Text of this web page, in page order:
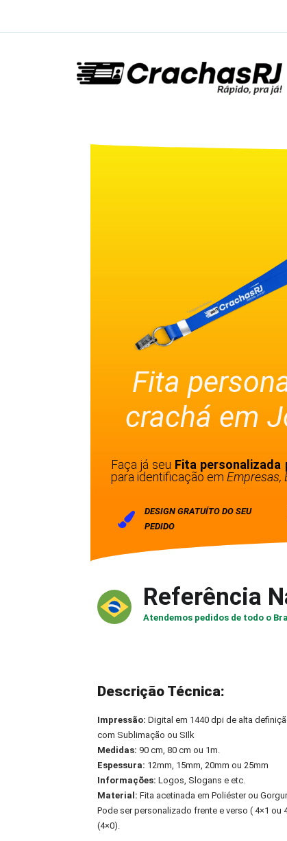
Fita
crachá em
Faça já seu Fita personalizada
para identificação emEmpresas,
DESIGN GRATUÍTO DO SEU
PEDIDO
Referência
Atendemos pedidos de todo o
Descrição Técnica:
Impressão: Digital em 1440 dpi de alta
com Sublimação ou SIlk
Medidas: 90 cm, 80 cm ou 1m.
Espessura: 12mm, 15mm, 20mm ou 25mm
Informações:Logos, Slogans e etc.
Material: Fita acetinada em Poliéster ou
Pode ser personalizado frente e verso ( 4×1 ou
(4×0).